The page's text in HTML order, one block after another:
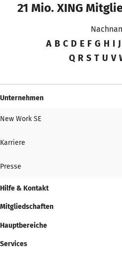
21 Mio. XING
A B C D E F G H I J
Q R S T U V
Unternehmen
New Work SE
Karriere
Presse
Hilfe & Kontakt
Mitgliedschaften
Hauptbereiche
Services